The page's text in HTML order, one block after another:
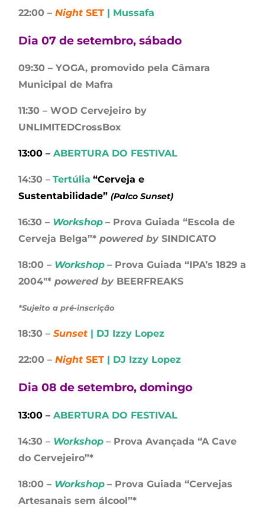
22:00 – Night SET | Mussafa
Dia 07 de setembro, sábado
09:30 – YOGA, promovido pela Câmara
Municipal de Mafra
11:30 – WOD Cervejeiro by
UNLIMITEDCrossBox
13:00 – ABERTURA DO FESTIVAL
14:30 – Tertúlia “Cerveja e
Sustentabilidade” (Palco Sunset)
16:30 – Workshop – Prova Guiada “Escola de
Cerveja Belga”* powered bySINDICATO
18:00 – Workshop – Prova Guiada “IPA’s 1829 a
2004″* powered byBEERFREAKS
*Sujeito a pré-inscrição
18:30 – Sunset | DJ Izzy Lopez
22:00 – Night SET | DJ Izzy Lopez
Dia 08 de setembro, domingo
13:00 – ABERTURA DO FESTIVAL
14:30 – Workshop – Prova Avançada “A Cave
do Cervejeiro”*
18:00 – Workshop – Prova Guiada “Cervejas
Artesanais sem álcool”*